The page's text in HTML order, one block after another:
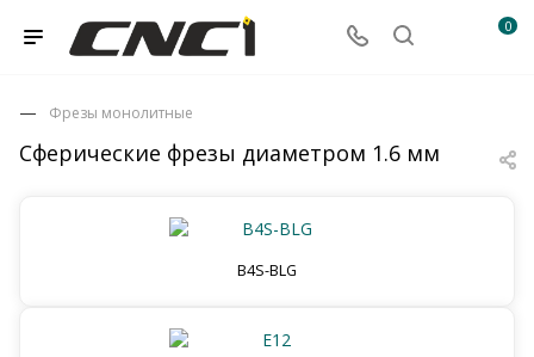
0
Сферические фрезы диаметром 1.6 мм
Фрезы монолитные
B4S-BLG